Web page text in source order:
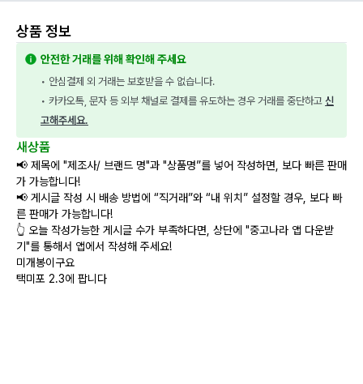
상품 정보
안전한 거래를 위해 확인해 주세요
• 안심결제 외 거래는 보호받을 수 없습니다.
• 카카오톡, 문자 등 외부 채널로 결제를 유도하는 경우 거래를 중단하고 신
고해주세요.
새상품
📢 제목에 "제조사/ 브랜드 명"과 "상품명”를 넣어 작성하면, 보다 빠른 판매
가 가능합니다!
📢 게시글 작성 시 배송 방법에 “직거래”와 “내 위치” 설정할 경우, 보다 빠
른 판매가 가능합니다!
👆 오늘 작성가능한 게시글 수가 부족하다면, 상단에 "중고나라 앱 다운받
기"를 통해서 앱에서 작성해 주세요!
미개봉이구요
택미포 2.3에 팝니다